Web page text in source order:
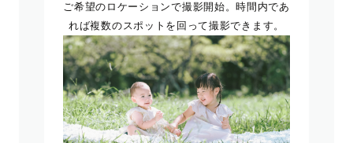
ご希望のロケーションで撮影開始。時間内であ
れば複数のスポットを回って撮影できます。